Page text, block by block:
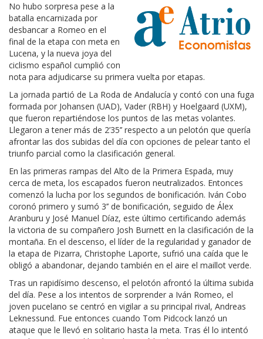
No hubo sorpresa pese a la
batalla encarnizada por
desbancar a Romeo en el
final de la etapa con meta en
Lucena, y la nueva joya del
ciclismo español cumplió con
nota para adjudicarse su primera vuelta por etapas.
La jornada partió de La Roda de Andalucía y contó con una fuga
formada por Johansen (UAD), Vader (RBH) y Hoelgaard (UXM),
que fueron repartiéndose los puntos de las metas volantes.
Llegaron a tener más de 2’35’’ respecto a un pelotón que quería
afrontar las dos subidas del día con opciones de pelear tanto el
triunfo parcial como la clasificación general.
En las primeras rampas del Alto de la Primera Espada, muy
cerca de meta, los escapados fueron neutralizados. Entonces
comenzó la lucha por los segundos de bonificación. Iván Cobo
coronó primero y sumó 3’’ de bonificación, seguido de Álex
Aranburu y José Manuel Díaz, este último certificando además
la victoria de su compañero Josh Burnett en la clasificación de la
montaña. En el descenso, el líder de la regularidad y ganador de
la etapa de Pizarra, Christophe Laporte, sufrió una caída que le
obligó a abandonar, dejando también en el aire el maillot verde.
Tras un rapidísimo descenso, el pelotón afrontó la última subida
del día. Pese a los intentos de sorprender a Iván Romeo, el
joven pucelano se centró en vigilar a su principal rival, Andreas
Leknessund. Fue entonces cuando Tom Pidcock lanzó un
ataque que le llevó en solitario hasta la meta. Tras él lo intentó